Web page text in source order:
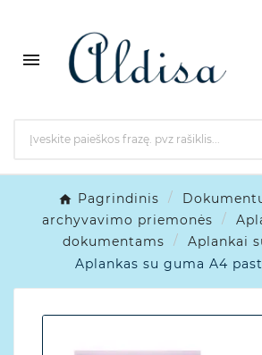

Pagrindinis
archyvavimo priemonės
dokumentams
Aplankai
Aplankas su guma A4